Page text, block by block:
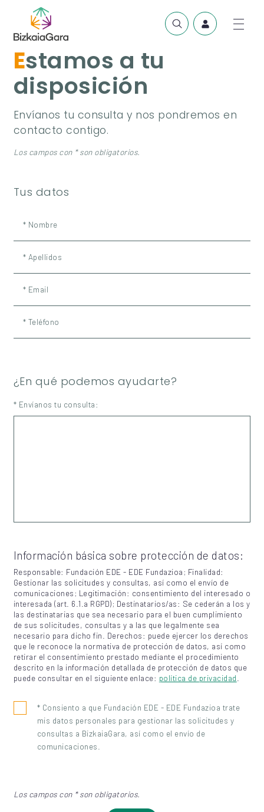
Estamos a tu
disposición
Envíanos tu consulta y nos pondremos en
contacto contigo.
Los campos con * son obligatorios.
Tus datos
* Nombre
* Apellidos
* Email
* Teléfono
¿En qué podemos ayudarte?
* Envíanos tu consulta:
Información básica sobre protección de datos:
Responsable: Fundación EDE - EDE Fundazioa; Finalidad:
Gestionar las solicitudes y consultas, así como el envío de
comunicaciones; Legitimación: consentimiento del interesado o
interesada (art. 6.1.a RGPD); Destinatarios/as: Se cederán a los y
las destinatarias que sea necesario para el buen cumplimiento
de sus solicitudes, consultas y a las que legalmente sea
necesario para dicho fin. Derechos: puede ejercer los derechos
que le reconoce la normativa de protección de datos, así como
retirar el consentimiento prestado mediante el procedimiento
descrito en la información detallada de protección de datos que
puede consultar en el siguiente enlace: política de privacidad
* Consiento a que Fundación EDE - EDE Fundazioa trate
mis datos personales para gestionar las solicitudes y
consultas a BizkaiaGara, así como el envío de
comunicaciones.
Los campos con * son obligatorios.